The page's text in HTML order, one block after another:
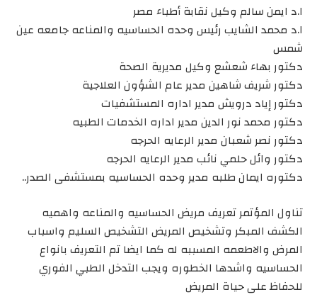
ا.د ايمن سالم وكيل نقابة أطباء مصر
ا.د محمد الشايب رئيس وحده الحساسيه والمناعه جامعه عين
شمس
دكتور بهاء شعشع وكيل مديرية الصحة
دكتور شريف شاهين مدير عام الشؤون العلاجية
دكتور إياد درويش مدير اداره المستشفيات
دكتور محمد نور الدين مدير اداره الخدمات الطبيه
دكتور نصر شعبان مدير الرعايه الحرجه
دكتور وائل حلمي نائب مدير الرعايه الحرجه
دكتوره ايمان طلبه مدير وحده الحساسيه بمستشفى الصدر..
تناول المؤتمر تعريف مريض الحساسيه والمناعه واهميه
الكشف المبكر وتشخيص المريض التشخيص السليم واسباب
المرض والاطعمه المسببه له كما ايضا تم التعريف بانواع
الحساسيه واشدها الخطوره ويجب التدخل الطبي الفوري
للحفاظ على حياة المريض